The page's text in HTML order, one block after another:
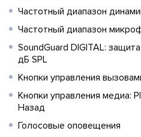
Частотный диапазон
Частотный диапазон
SoundGuard DIGITAL:
дБ SPL
Кнопки управления
Кнопки управления медиа:
Назад
Голосовые оповещения